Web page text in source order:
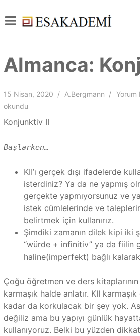
Almanca:
15 Nisan, 2020 A.Bergmann Yorum
okundu
Konjunktiv II
Başlarken…
KII’ı gerçek dışı ifadelerde
isterdiniz? Ya da ne yapmış
gerçekte yapmıyorsunuz ve
istek cümlelerinde ve
belirtmek için kullanırız.
Şimdiki zamanın dilek kipi iki
“würde + infinitiv” ya da fiilin
haline(imperfekt) bağlı
Çoğu öğretmen ve ders
karmaşık halde anlatır. KII
kadar da korkulacak bir şey yok.
değiliz ama bu yapıyı günlük
kullanıyoruz. Belki bu yüzden